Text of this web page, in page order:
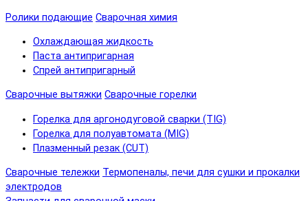
Ролики подающие Сварочная химия
Охлаждающая жидкость
Паста антипригарная
Спрей антипригарный
Сварочные вытяжки Сварочные горелки
Горелка для аргонодуговой сварки (TIG)
Горелка для полуавтомата (MIG)
Плазменный резак (CUT)
Сварочные тележки Термопеналы, печи для сушки и прокалки
электродов